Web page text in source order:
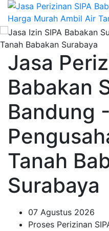
Jasa
Babakan
Bandung
Tanah
Surabaya
07 Agustus 2026
Proses Perizinan